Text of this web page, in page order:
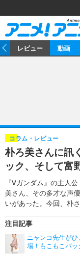
ゲーム
イベント
海外イベント
俳優・タレント
ビジネス
アニメ
書評
ゲーム
動画
アニメ！アニメ！
レビュー 動画
朴ろ美さんに訊
ック、そして富
『∀ガンダム』の主人
美さん、その多才な声
いがあった。今回、朴
コラム・レビュー
注目記事
ニャンコ先生が
場！もこもこバッ